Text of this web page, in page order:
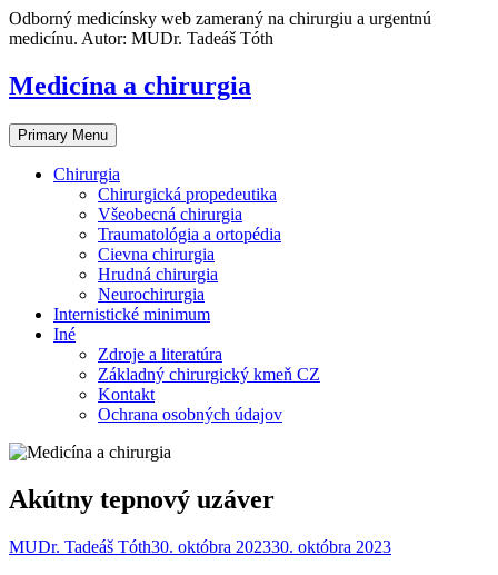
Skip
to
Odborný medicínsky web zameraný na chirurgiu a urgentnú
medicínu. Autor: MUDr. Tadeáš Tóth
Medicína a chirurgia
Primary Menu
Chirurgia
Chirurgická propedeutika
Všeobecná chirurgia
Traumatológia a ortopédia
Cievna chirurgia
Hrudná chirurgia
Neurochirurgia
Internistické minimum
Iné
Zdroje a literatúra
Základný chirurgický kmeň CZ
Kontakt
Ochrana osobných údajov
Akútny tepnový uzáver
MUDr. Tadeáš Tóth30. októbra 202330. októbra 2023